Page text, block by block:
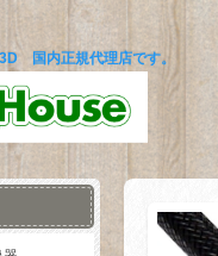
国内正規代理店です。